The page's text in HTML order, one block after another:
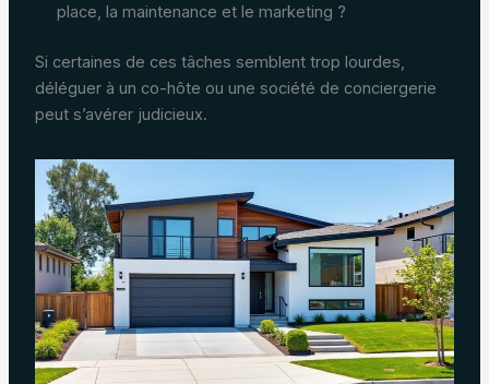
place, la maintenance et le marketing ?
Si certaines de ces tâches semblent trop lourdes,
déléguer à un co-hôte ou une société de conciergerie
peut s’avérer judicieux.